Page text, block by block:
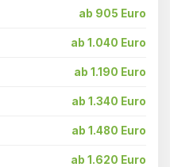
ab 905 Euro
ab 1.040 Euro
ab 1.190 Euro
ab 1.340 Euro
ab 1.480 Euro
ab 1.620 Euro